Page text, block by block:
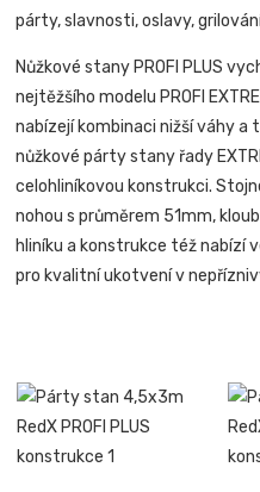
párty, slavnosti, oslavy,
Nůžkové stany PROFI PLUS
nejtěžšího modelu PROFI
nabízejí kombinaci nižší váhy a
nůžkové párty stany řady
celohliníkovou konstrukci.
nohou s průměrem 51mm,
hliníku a konstrukce též nabízí
pro kvalitní ukotvení v